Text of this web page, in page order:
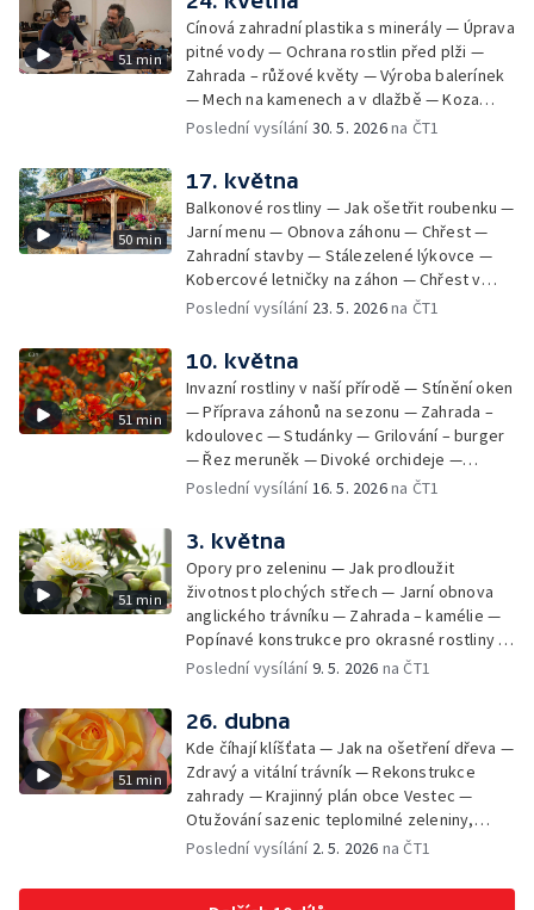
51 min
Cínová zahradní plastika s minerály — Úprava
pitné vody — Ochrana rostlin před plži —
Zahrada – růžové květy — Výroba balerínek
— Mech na kamenech a v dlažbě — Koza
kamerunská — Hájní rostliny — Odlehčené
Poslední vysílání30. 5. 2026na ČT1
50 min
17. května
Balkonové rostliny — Jak ošetřit roubenku —
Jarní menu — Obnova záhonu — Chřest —
Zahradní stavby — Stálezelené lýkovce —
Kobercové letničky na záhon — Chřest v
kuchyni
Poslední vysílání 23. 5. 2026na ČT1
51 min
10. května
Invazní rostliny v naší přírodě — Stínění oken
— Příprava záhonů na sezonu — Zahrada –
kdoulovec — Studánky — Grilování – burger
— Řez meruněk — Divoké orchideje —
Meandry u Pardubic – evropsky významná
Poslední vysílání 16. 5. 2026na ČT1
51 min
3. května
Opory pro zeleninu — Jak prodloužit
životnost plochých střech — Jarní obnova
anglického trávníku — Zahrada – kamélie —
Popínavé konstrukce pro okrasné rostliny —
Vysazujeme zeleninu do skleníku, vyséváme
přečkat nástrahy jara — Jak na bázlivého
psa — Bylinky v kětnu
Poslední vysílání9. 5. 2026 na ČT1
51 min
26. dubna
Kde číhají klíšťata — Jak na ošetření dřeva —
Zdravý a vitální trávník — Rekonstrukce
zahrady — Krajinný plán obce Vestec —
Otužování sazenic teplomilné zeleniny,
podpoření kvetení růží — Včelařská příprava
kráse — Soukromá zahrada, která využívá
Poslední vysílání 2. 5. 2026 na ČT1